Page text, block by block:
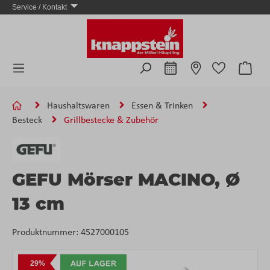
Zum Hauptinhalt springen
Service / Kontakt
Haushaltswaren
Essen & Trinken
Besteck
Grillbestecke & Zubehör
29%
Bildergalerie überspringen
GEFU Mörser MACINO, Ø
13 cm
Produktnummer: 4527000105